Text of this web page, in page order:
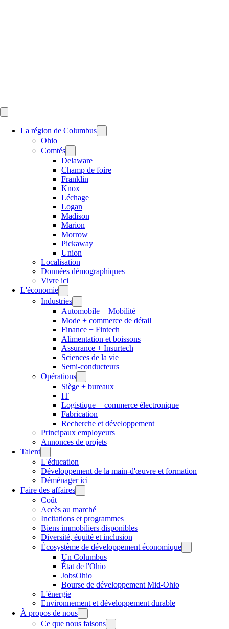
La région de Columbus
Ohio
Comtés
Delaware
Champ de foire
Franklin
Knox
Léchage
Logan
Madison
Marion
Morrow
Pickaway
Union
Localisation
Données démographiques
Vivre ici
L'économie
Industries
Automobile + Mobilité
Mode + commerce de détail
Finance + Fintech
Alimentation et boissons
Assurance + Insurtech
Sciences de la vie
Semi-conducteurs
Opérations
Siège + bureaux
IT
Logistique + commerce électronique
Fabrication
Recherche et développement
Principaux employeurs
Annonces de projets
Talent
L'éducation
Développement de la main-d'œuvre et formation
Déménager ici
Faire des affaires
Coût
Accès au marché
Incitations et programmes
Biens immobiliers disponibles
Diversité, équité et inclusion
Écosystème de développement économique
Un Columbus
État de l'Ohio
JobsOhio
Bourse de développement Mid-Ohio
L'énergie
Environnement et développement durable
À propos de nous
Ce que nous faisons